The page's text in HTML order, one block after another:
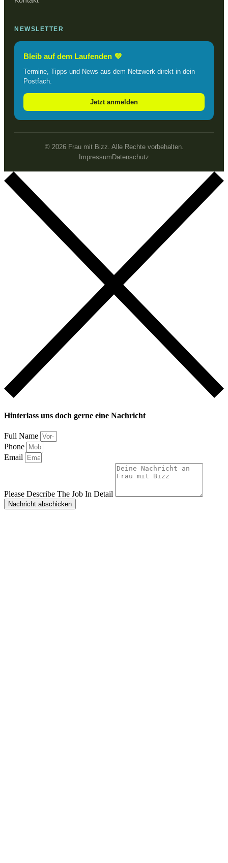
NEWSLETTER
Bleib auf dem Laufenden 💜
Termine, Tipps und News aus dem Netzwerk direkt in dein
Postfach.
Jetzt anmelden
© 2026 Frau mit Bizz. Alle Rechte vorbehalten.
Impressum Datenschutz
Hinterlass uns doch gerne eine Nachricht
Full Name
Phone
Email
Please Describe The Job In Detail
Nachricht abschicken